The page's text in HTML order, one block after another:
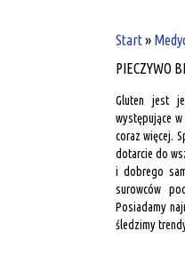
Start»
PIECZYWO
Gluten jest
występujące
coraz więcej.
dotarcie do
i dobrego
surowców
Posiadamy
śledzimy